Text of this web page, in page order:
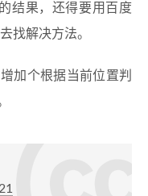
结果，还得要用百度
找解决方法。
加个根据当前位置判